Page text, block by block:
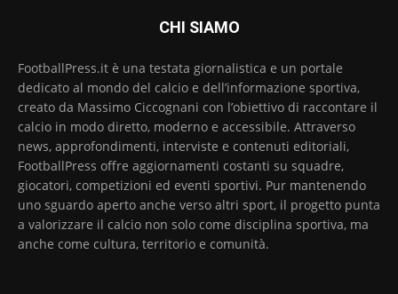
CHI SIAMO
FootballPress.it è una testata giornalistica e un portale
dedicato al mondo del calcio e dell’informazione sportiva,
creato da Massimo Ciccognani con l’obiettivo di raccontare il
calcio in modo diretto, moderno e accessibile. Attraverso
news, approfondimenti, interviste e contenuti editoriali,
FootballPress offre aggiornamenti costanti su squadre,
giocatori, competizioni ed eventi sportivi. Pur mantenendo
uno sguardo aperto anche verso altri sport, il progetto punta
a valorizzare il calcio non solo come disciplina sportiva, ma
anche come cultura, territorio e comunità.